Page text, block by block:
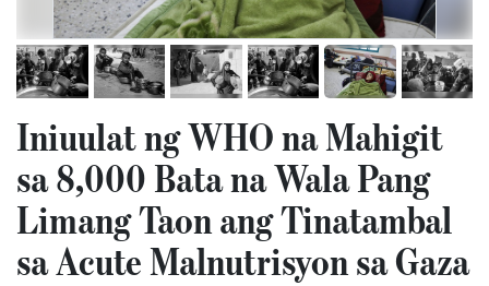
Iniuulat ng WHO na Mahigit
sa 8,000 Bata na Wala Pang
Limang Taon ang Tinatambal
sa Acute Malnutrisyon sa Gaza